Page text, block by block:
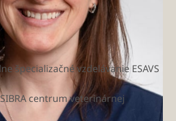
špecializačné vzdelávanie ESAVS
centrum veterinárnej